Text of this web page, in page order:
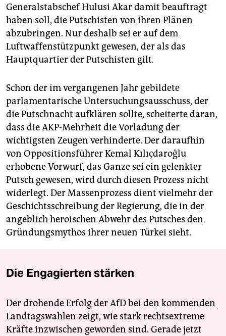
Generalstabschef Hulusi Akar damit beauftragt
haben soll, die Putschisten von ihren Plänen
abzubringen. Nur deshalb sei er auf dem
Luftwaffenstützpunkt gewesen, der als das
Hauptquartier der Putschisten gilt.
Schon der im vergangenen Jahr gebildete
parlamentarische Untersuchungsausschuss, der
die Putschnacht aufklären sollte, scheiterte daran,
dass die AKP-Mehrheit die Vorladung der
wichtigsten Zeugen verhinderte. Der daraufhin
von Oppositionsführer Kemal Kılıçdaroğlu
erhobene Vorwurf, das Ganze sei ein gelenkter
Putsch gewesen, wird durch diesen Prozess nicht
widerlegt. Der Massenprozess dient vielmehr der
Geschichtsschreibung der Regierung, die in der
angeblich heroischen Abwehr des Putsches den
Gründungsmythos ihrer neuen Türkei sieht.
Die Engagierten stärken
Der drohende Erfolg der AfD bei den kommenden
Landtagswahlen zeigt, wie stark rechtsextreme
Kräfte inzwischen geworden sind. Gerade jetzt